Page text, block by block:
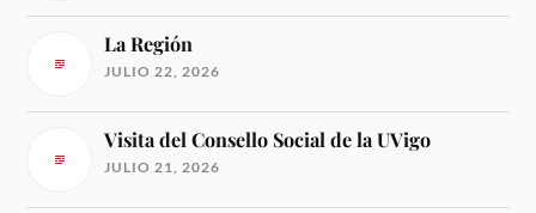
La Región
JULIO 22, 2026
Visita del Consello Social de la UVigo
JULIO 21, 2026